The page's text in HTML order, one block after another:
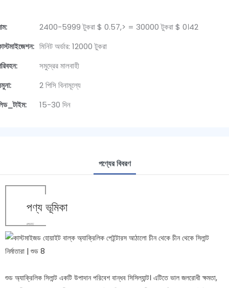
2400-5999 টুকরা $ 0.57,> = 30000 টুকরা $ 0।42
মিনিট অর্ডার: 12000 টুকরা
সমুদ্রের মালবাহী
2 পিসি বিনামূল্যে
15-30 দিন
পণ্যের বিবরণ
পণ্য ভূমিকা
শুড
শুড অ্যাক্রিলিক সিলান্ট একটি উপাদান পরিবেশ বান্ধব সিসিল্যান্ট। এটিতে ভাল জলরোধী ক্ষমতা,